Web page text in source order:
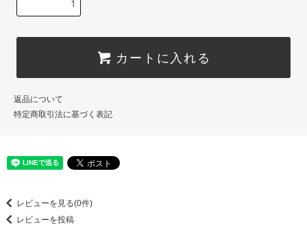
カートに入れる
返品について
特定商取引法に基づく表記
レビューを見る(0件)
レビューを投稿